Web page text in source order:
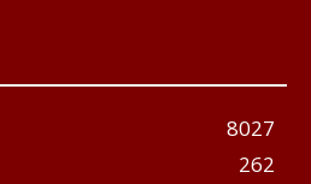
8027
262